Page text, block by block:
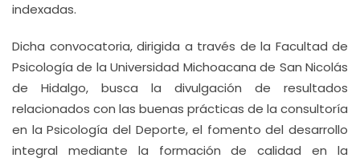
indexadas.
Dicha convocatoria, dirigida a través de la Facultad de
Psicología de la Universidad Michoacana de San Nicolás
de Hidalgo, busca la divulgación de resultados
relacionados con las buenas prácticas de la consultoría
en la Psicología del Deporte, el fomento del desarrollo
integral mediante la formación de calidad en la